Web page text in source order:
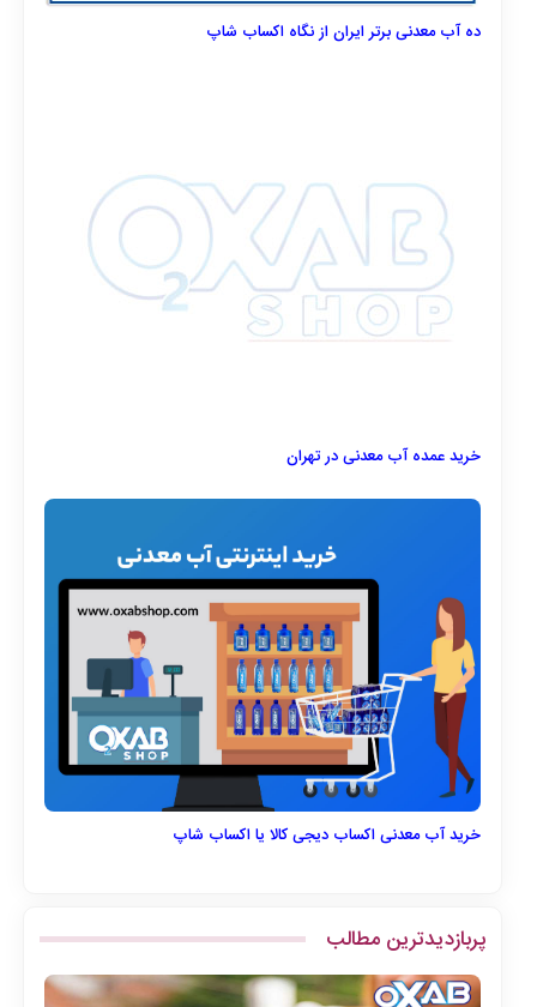
ده آب معدنی برتر ایران از نگاه اکساب شاپ
خرید عمده آب معدنی در تهران
خرید آب معدنی اکساب دیجی کالا یا اکساب شاپ
پربازدیدترین مطالب